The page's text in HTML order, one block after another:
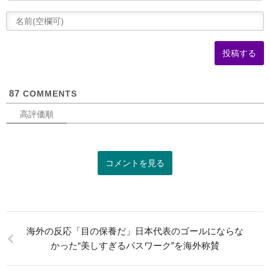
87 COMMENTS
高評価順
コメントを見る
海外の反応「目の保養だ」日本代表のゴールにならな
かった“美しすぎるパスワーク”を海外称賛